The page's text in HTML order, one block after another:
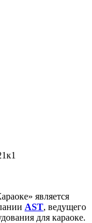
является
AST, ведущего
для караоке.